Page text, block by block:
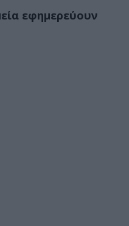
εφημερεύουν